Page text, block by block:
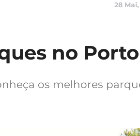
28
no Porto
os melhores